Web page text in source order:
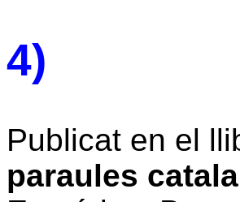
4)
Publicat en el
paraules